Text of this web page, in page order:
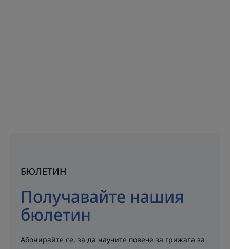
БЮЛЕТИН
Получавайте нашия
бюлетин
Абонирайте се, за да научите повече за грижата за